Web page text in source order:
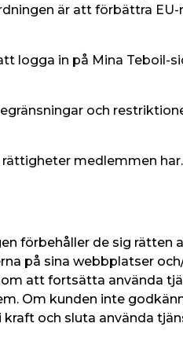
är att förbättra
logga in på Mina Teboil-
och
medlemmen
förbehåller de sig rätten
på sina webbplatser
att fortsätta använda
Om kunden inte
och sluta använda